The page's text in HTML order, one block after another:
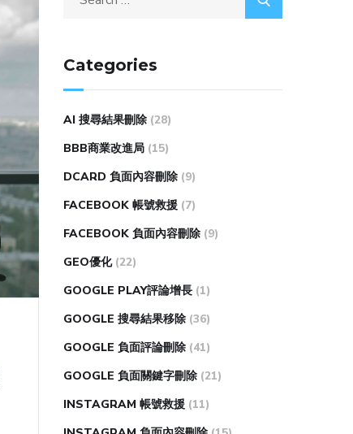
Categories
AI 搜尋結果刪除 (28)
BBB商業改進局 (15)
DCARD 負面內容刪除 (9)
FACEBOOK 帳號救援 (7)
FACEBOOK 負面內容刪除 (9)
GEO優化 (22)
GOOGLE PLAY評論增長 (1)
GOOGLE 搜尋結果移除 (36)
GOOGLE 負面評論刪除 (41)
GOOGLE 負面關鍵字刪除 (21)
INSTAGRAM 帳號救援 (11)